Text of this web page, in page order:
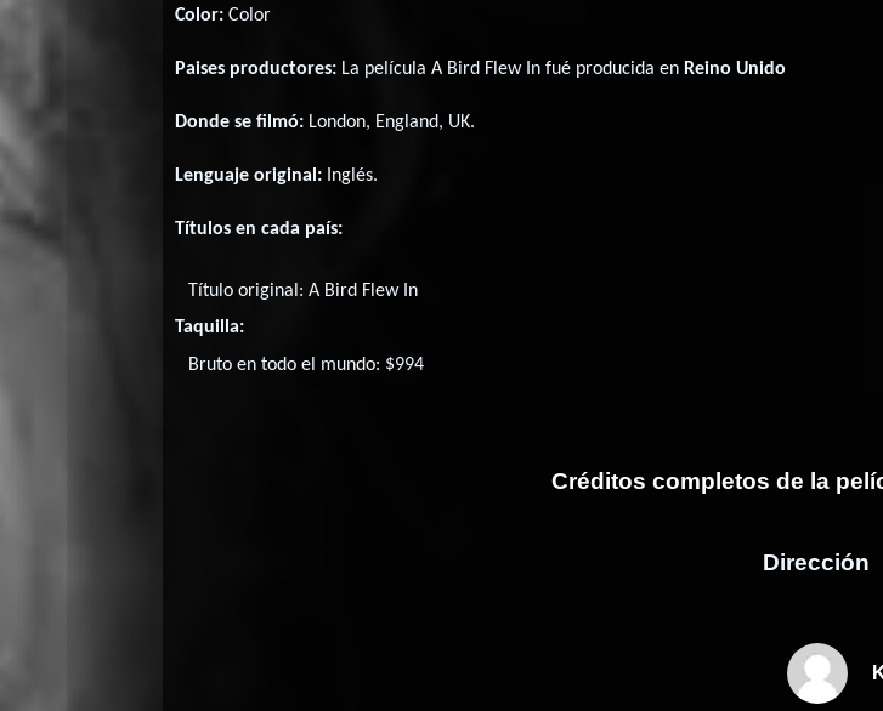
Color: Color
Paises productores: La película A Bird Flew In fué producida en Reino Unido
Donde se filmó: London, England, UK.
Lenguaje original: Inglés.
Títulos en cada país:
Título original: A Bird Flew In
Taquilla:
Bruto en todo el mundo: $994
Créditos completos de la
Dirección